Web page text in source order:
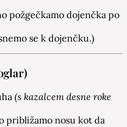
požgečkamo dojenčka po
se k dojenčku.)
(s kazalcem desne roke
približamo nosu kot da